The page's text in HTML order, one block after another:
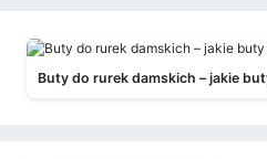
Buty do rurek damskich – jakie